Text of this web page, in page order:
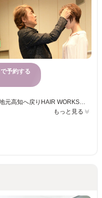
予約する
若いころ、東京六本木にて修行後、ここ地元高知へ戻りHAIR WORKSを開業。 HAIR WORKSをオープンしてからずっと通ってくださっているお客様も、新しくいらっしゃるお客様も、オーナー森澤 暢旭久の技術をぜひ体感しにいらしてください。 数々のサロン様や、美容業界より講師の依頼が引手数多なオーナーだから実現可能な、その後の手入れのしやすさはもちろんの仕上がり！ 数々のヘアショーやコンテストで活躍し、更には審査員も務めており、多数のプロより支持を得ている森澤だからこそできる日本髪などもおススメです！
もっと見る